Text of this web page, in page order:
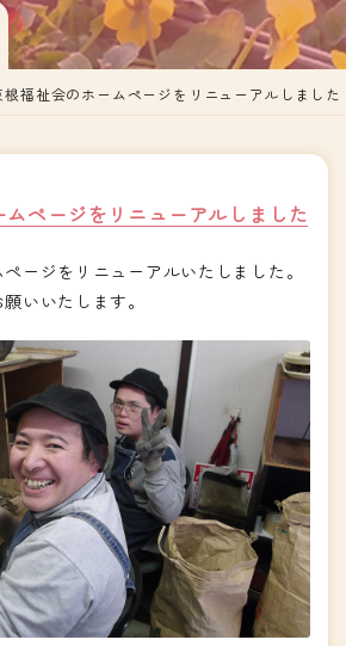
根福祉会のホームページをリニューアルしました
ページをリニューアルしました
ージをリニューアルいたしました。
願いいたします。